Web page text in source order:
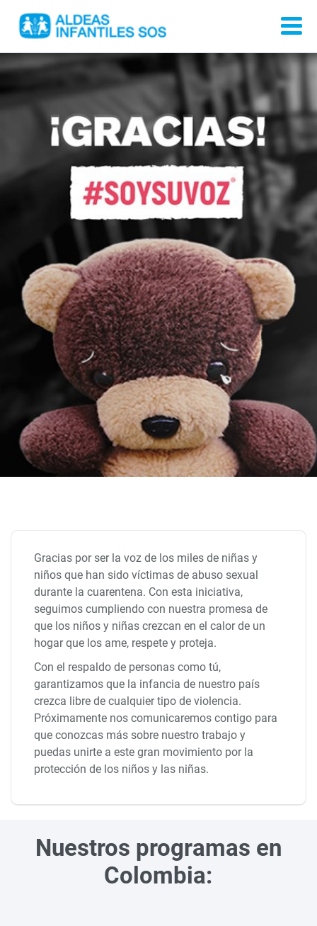
Gracias por ser la voz de los miles de niñas y
niños que han sido víctimas de abuso sexual
durante la cuarentena. Con esta iniciativa,
seguimos cumpliendo con nuestra promesa de
que los niños y niñas crezcan en el calor de un
hogar que los ame, respete y proteja.
Con el respaldo de personas como tú,
garantizamos que la infancia de nuestro país
crezca libre de cualquier tipo de violencia.
Próximamente nos comunicaremos contigo para
que conozcas más sobre nuestro trabajo y
puedas unirte a este gran movimiento por la
protección de los niños y las niñas.
Nuestros programas en
Colombia: